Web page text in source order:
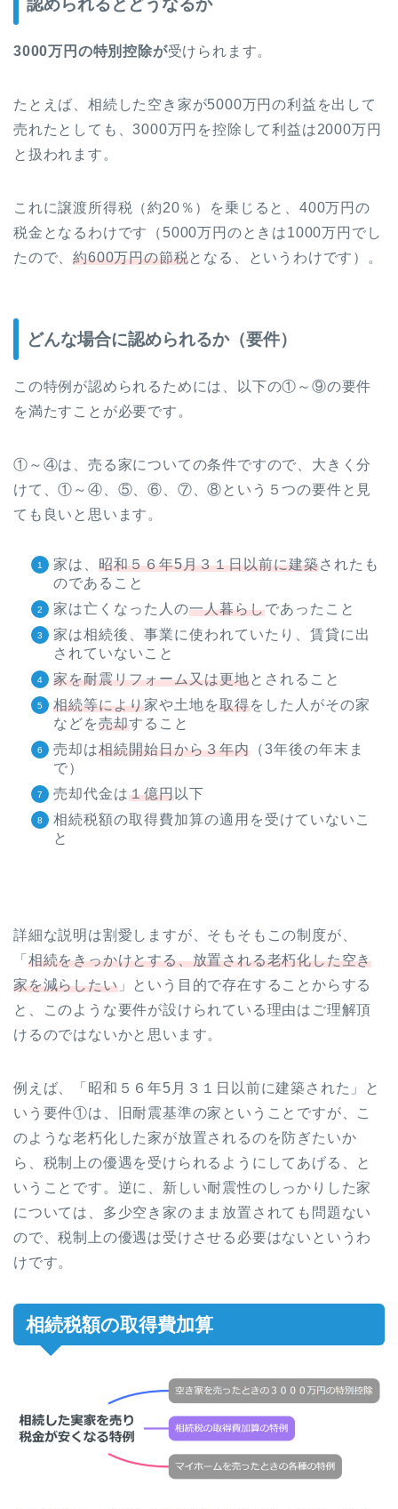
認められるとどうなるか
3000万円の特別控除が受けられます。
たとえば、相続した空き家が5000万円の利益を出して
売れたとしても、3000万円を控除して利益は2000万円
と扱われます。
これに譲渡所得税（約20％）を乗じると、400万円の
税金となるわけです（5000万円のときは1000万円でし
たので、約600万円の節税となる、というわけです）。
どんな場合に認められるか（要件）
この特例が認められるためには、以下の①～⑨の要件
を満たすことが必要です。
①～④は、売る家についての条件ですので、大きく分
けて、①～④、⑤、⑥、⑦、⑧という５つの要件と見
ても良いと思います。
家は、 昭和５６年5月３１日以前に建築されたも
のであること
家は亡くなった人の一人暮らしであったこと
家は相続後、事業に使われていたり、賃貸に出
されていないこと
家を耐震リフォーム又は更地とされること
相続等により家や土地を取得をした人がその家
などを売却すること
売却は相続開始日から３年内 （3年後の年末ま
で）
売却代金は１億円以下
相続税額の取得費加算の適用を受けていないこ
と
詳細な説明は割愛しますが、そもそもこの制度が、
「 相続をきっかけとする、放置される老朽化した空き
家を減らしたい」という目的で存在することからする
と、このような要件が設けられている理由はご理解頂
けるのではないかと思います。
例えば、「昭和５６年5月３１日以前に建築された」と
いう要件①は、旧耐震基準の家ということですが、こ
のような老朽化した家が放置されるのを防ぎたいか
ら、税制上の優遇を受けられるようにしてあげる、と
いうことです。逆に、新しい耐震性のしっかりした家
については、多少空き家のまま放置されても問題ない
ので、税制上の優遇は受けさせる必要はないというわ
けです。
相続税額の取得費加算